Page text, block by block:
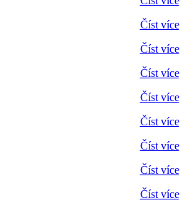
Číst více
Číst více
Číst více
Číst více
Číst více
Číst více
Číst více
Číst více